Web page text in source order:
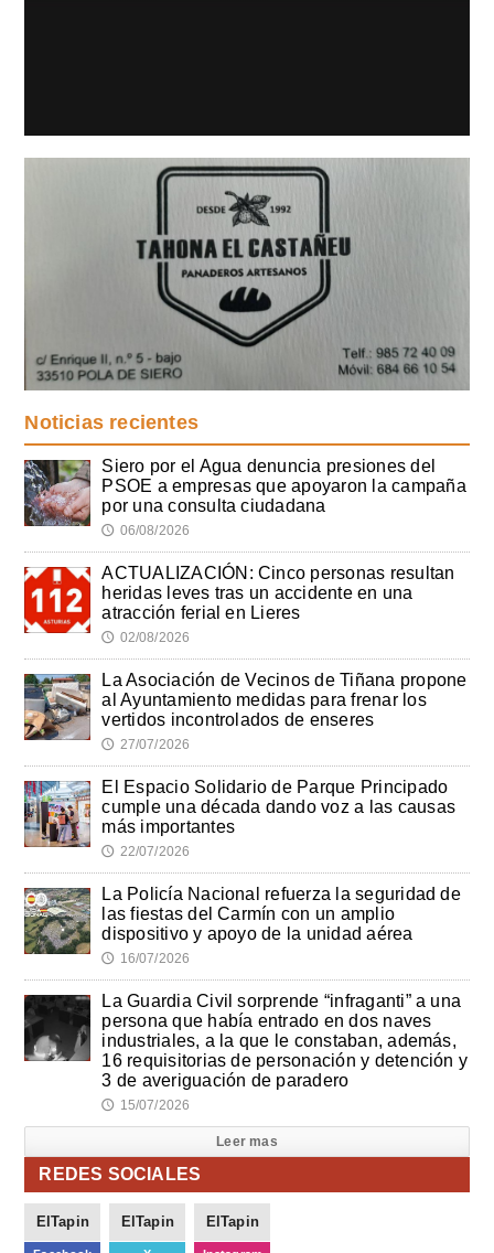
Noticias recientes
Siero por el Agua denuncia presiones del
PSOE a empresas que apoyaron la campaña
por una consulta ciudadana
🕔 06/08/2026
ACTUALIZACIÓN: Cinco personas resultan
heridas leves tras un accidente en una
atracción ferial en Lieres
🕔 02/08/2026
La Asociación de Vecinos de Tiñana propone
al Ayuntamiento medidas para frenar los
vertidos incontrolados de enseres
🕔 27/07/2026
El Espacio Solidario de Parque Principado
cumple una década dando voz a las causas
más importantes
🕔 22/07/2026
La Policía Nacional refuerza la seguridad de
las fiestas del Carmín con un amplio
dispositivo y apoyo de la unidad aérea
🕔 16/07/2026
La Guardia Civil sorprende “infraganti” a una
persona que había entrado en dos naves
industriales, a la que le constaban, además,
16 requisitorias de personación y detención y
3 de averiguación de paradero
🕔 15/07/2026
Leer mas
REDES SOCIALES
ElTapin ElTapin ElTapin